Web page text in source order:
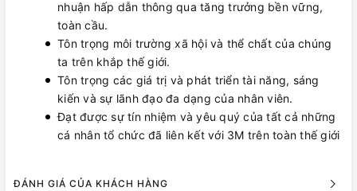
nhuận hấp dẫn thông qua tăng trưởng bền vững,
toàn cầu.
Tôn trọng môi trường xã hội và thể chất của chúng
ta trên khắp thế giới.
Tôn trọng các giá trị và phát triển tài năng, sáng
kiến ​​và sự lãnh đạo đa dạng của nhân viên.
Đạt được sự tín nhiệm và yêu quý của tất cả những
cá nhân tổ chức đã liên kết với 3M trên toàn thế giới
ĐÁNH GIÁ CỦA KHÁCH HÀNG